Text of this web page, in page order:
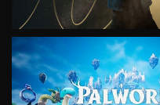
VIEW